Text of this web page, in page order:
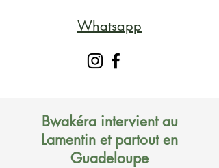
Whatsapp
Bwakéra intervient au
Lamentin et partout en
Guadeloupe